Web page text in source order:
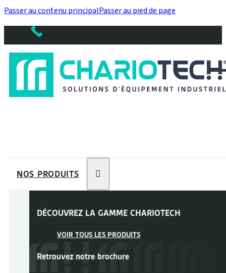
Passer au contenu principalPasser au pied de page
NOS PRODUITS
DÉCOUVREZ LA GAMME CHARIOTECH
VOIR TOUS LES PRODUITS
Retrouvez notre brochure